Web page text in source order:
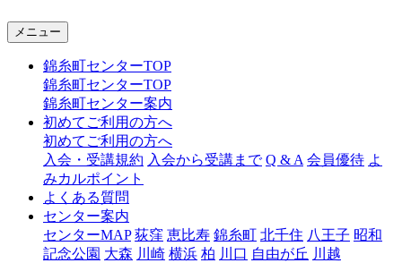
ャ
糸
メニュー
錦糸町センターTOP
錦糸町センターTOP
錦糸町センター案内
初めてご利用の方へ
初めてご利用の方へ
入会・受講規約 入会から受講まで Q & A 会員優待 よ
みカルポイント
よくある質問
センター案内
センターMAP 荻窪 恵比寿 錦糸町 北千住 八王子 昭和
記念公園 大森 川崎 横浜 柏 川口 自由が丘 川越